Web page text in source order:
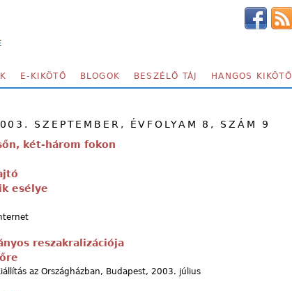
E-KIKÖTŐ BLOGOK BESZÉLŐ TÁJ HANGOS KIKÖTŐ
SZEPTEMBER, ÉVFOLYAM 8, SZÁM 9
két-három fokon
esélye
reszakralizációja
az Országházban, Budapest, 2003. július